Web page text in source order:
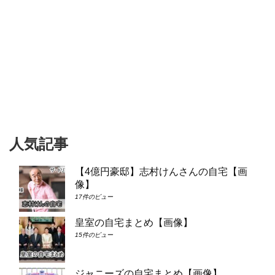
人気記事
【4億円豪邸】志村けんさんの自宅【画
像】
17件のビュー
皇室の自宅まとめ【画像】
15件のビュー